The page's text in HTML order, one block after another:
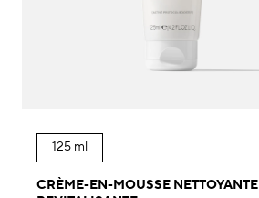
125 ml
CRÈME-EN-MOUSSE NETTOYANTE